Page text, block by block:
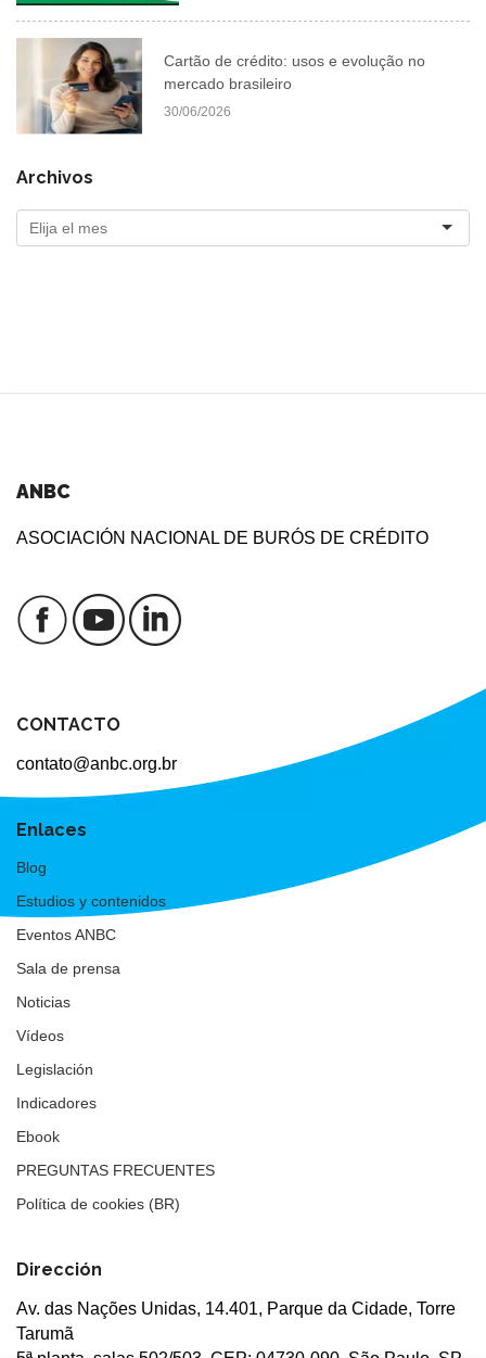
Cartão de crédito: usos e evolução no
mercado brasileiro
30/06/2026
Archivos
ANBC
ASOCIACIÓN NACIONAL DE BURÓS DE CRÉDITO
CONTACTO
contato@anbc.org.br
Enlaces
Blog
Estudios y contenidos
Eventos ANBC
Sala de prensa
Noticias
Vídeos
Legislación
Indicadores
Ebook
PREGUNTAS FRECUENTES
Política de cookies (BR)
Dirección
Av. das Nações Unidas, 14.401, Parque da Cidade, Torre
Tarumã